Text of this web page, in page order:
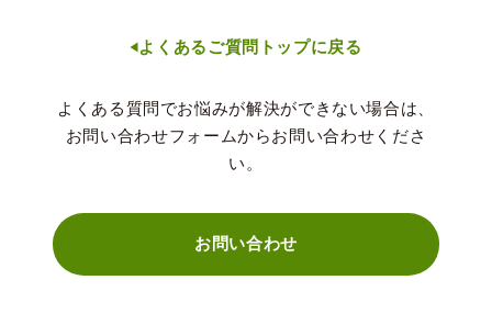
よくあるご質問トップに戻る
よくある質問でお悩みが解決ができない場合は、
お問い合わせフォームからお問い合わせくださ
い。
お問い合わせ